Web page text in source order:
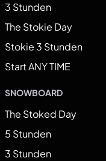
3 Stunden
The Stokie Day
Stokie 3 Stunden
Start ANY TIME
SNOWBOARD
The Stoked Day
5 Stunden
3 Stunden